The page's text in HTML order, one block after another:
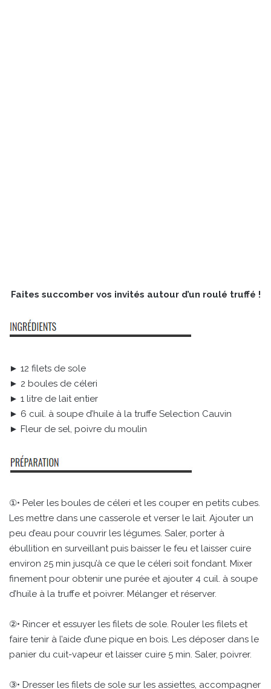
Faites succomber vos invités autour d’un roulé truffé !
► 12 filets de sole
► 2 boules de céleri
► 1 litre de lait entier
► 6 cuil. à soupe d’huile à la truffe Selection Cauvin
► Fleur de sel, poivre du moulin
①• Peler les boules de céleri et les couper en petits cubes.
Les mettre dans une casserole et verser le lait. Ajouter un
peu d’eau pour couvrir les légumes. Saler, porter à
ébullition en surveillant puis baisser le feu et laisser cuire
environ 25 min jusqu’à ce que le céleri soit fondant. Mixer
finement pour obtenir une purée et ajouter 4 cuil. à soupe
d’huile à la truffe et poivrer. Mélanger et réserver.
②• Rincer et essuyer les filets de sole. Rouler les filets et
faire tenir à l’aide d’une pique en bois. Les déposer dans le
panier du cuit-vapeur et laisser cuire 5 min. Saler, poivrer.
③• Dresser les filets de sole sur les assiettes, accompagner